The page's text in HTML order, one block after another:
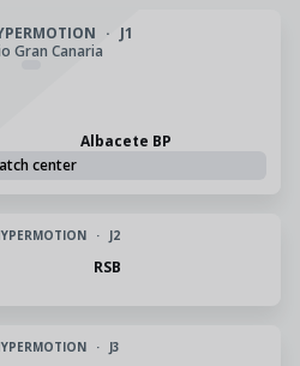
· J1
Gran Canaria
Albacete BP
center
· J2
RSB
· J3